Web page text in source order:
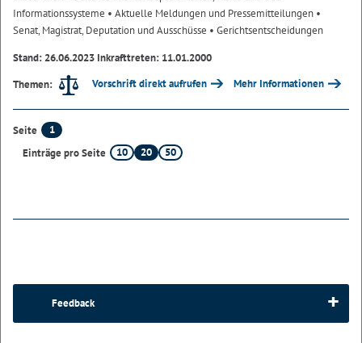
Informationssysteme • Aktuelle Meldungen und Pressemitteilungen •
Senat, Magistrat, Deputation und Ausschüsse • Gerichtsentscheidungen
Stand: 26.06.2023 Inkrafttreten: 11.01.2000
Themen:
Vorschrift direkt aufrufen Mehr Informationen
Seite
1
Einträge pro Seite
10 20 50
Feedback